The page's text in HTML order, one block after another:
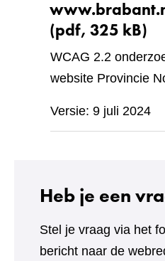
(pdf, 325 kB)
WCAG 2.2
website Provincie
Versie: 9 juli 2024
Heb je een
Stel je vraag via het
bericht naar de